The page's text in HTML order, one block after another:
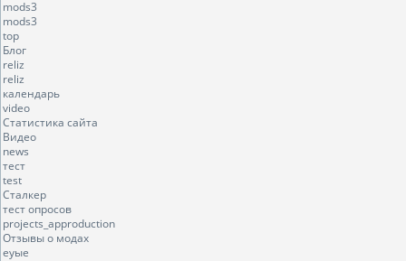
mods3
mods3
top
Блог
reliz
reliz
календарь
video
Статистика сайта
Видео
news
тест
test
Сталкер
тест опросов
projects_approduction
Отзывы о модах
еуые